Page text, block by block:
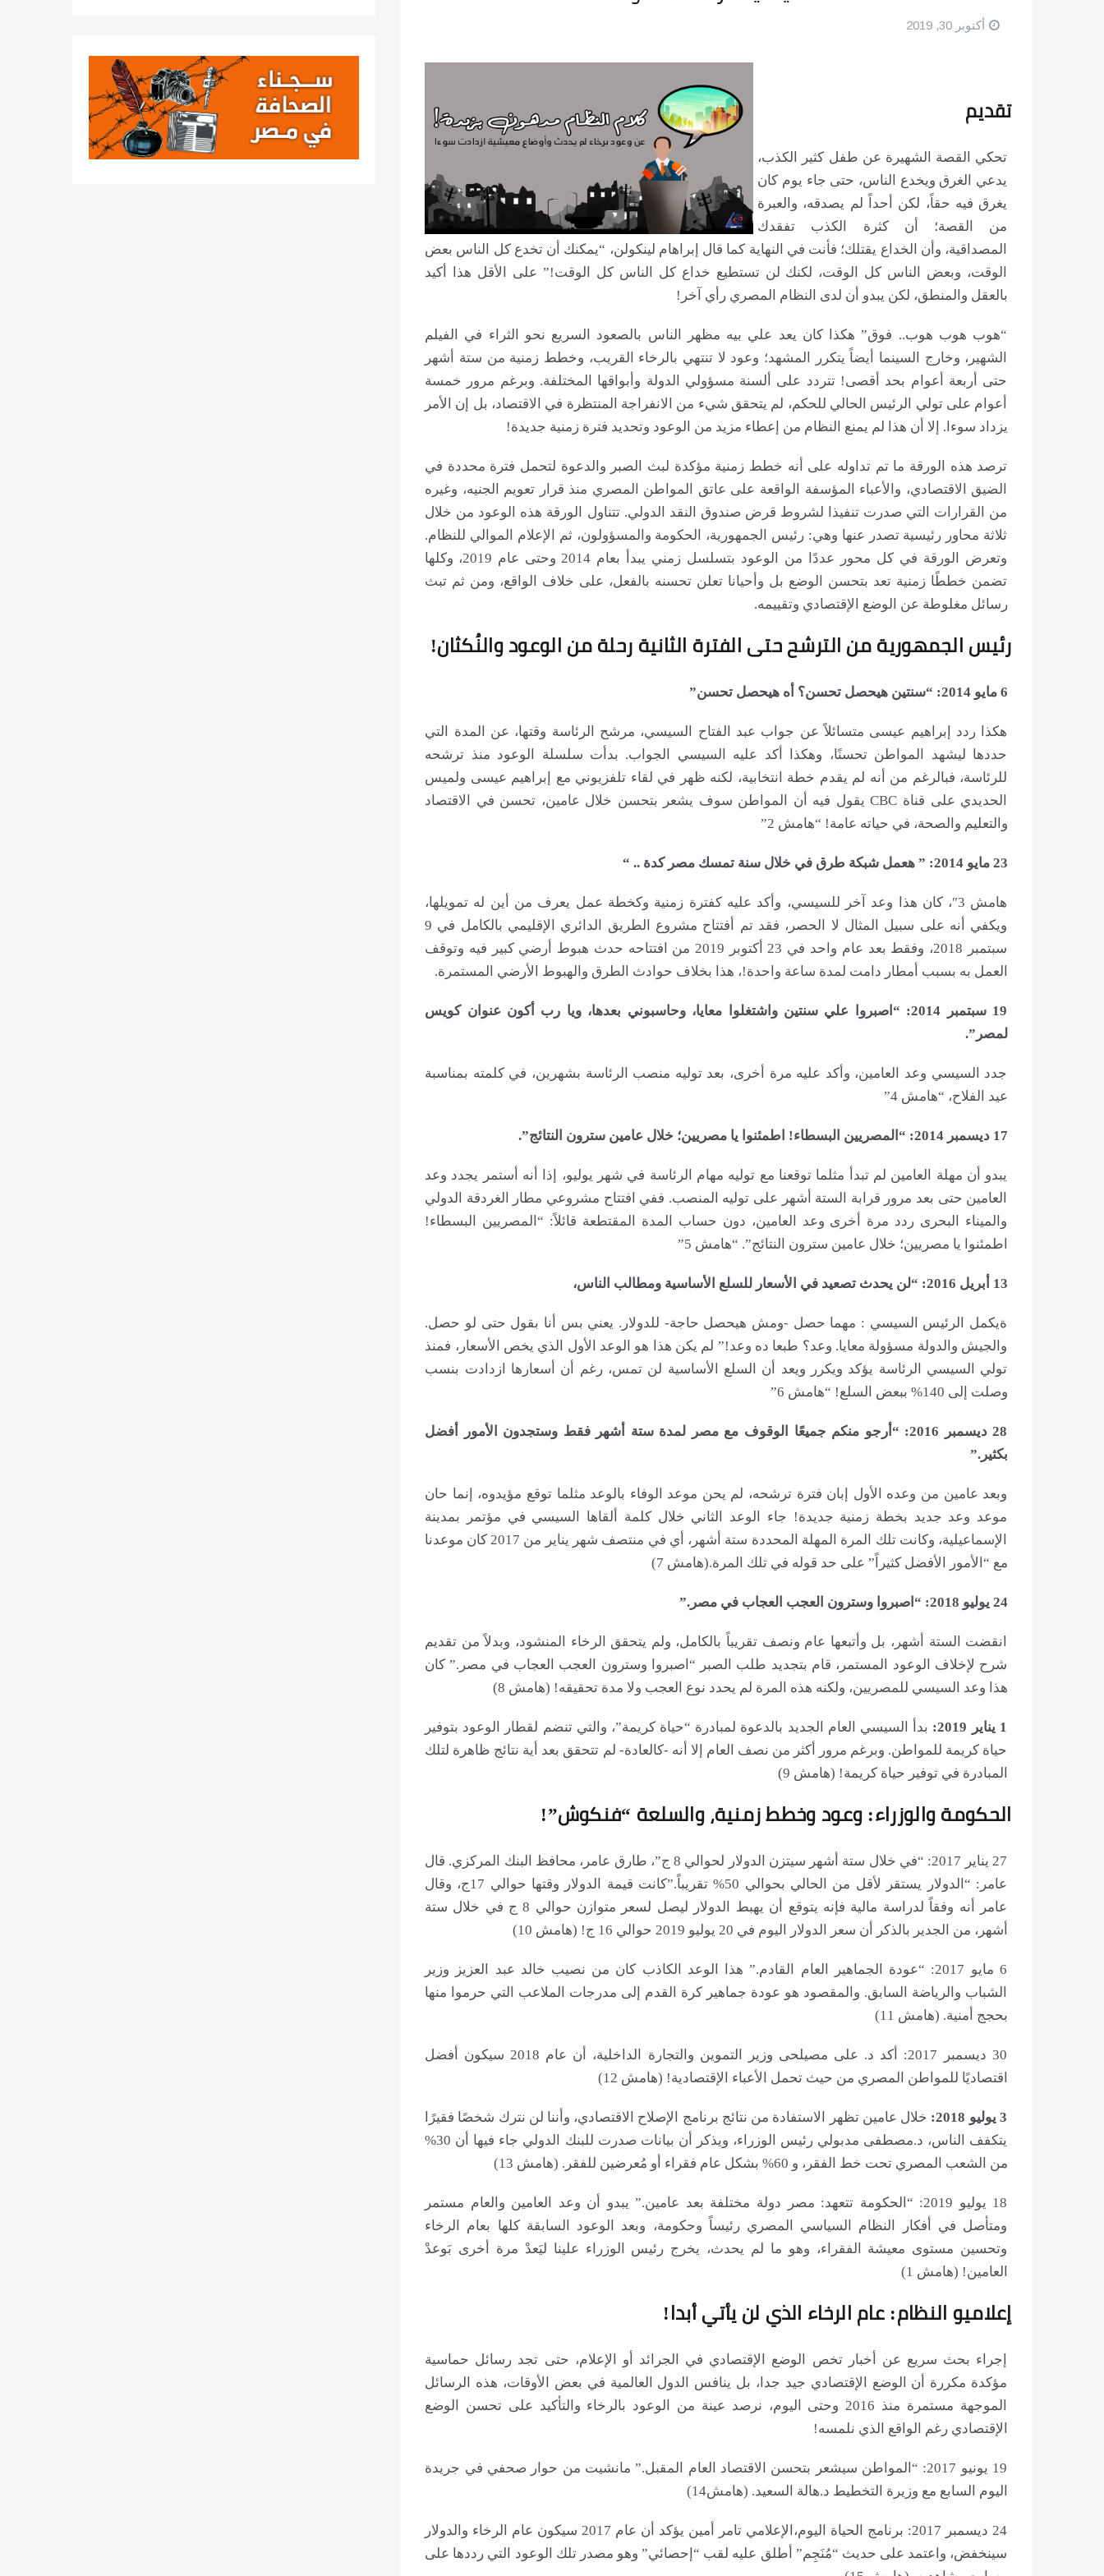
أكتوبر 30, 2019
تقديم
تحكي القصة الشهيرة عن طفل كثير الكذب،
يدعي الغرق ويخدع الناس، حتى جاء يوم كان
يغرق فيه حقاً، لكن أحداً لم يصدقه، والعبرة
من القصة؛ أن كثرة الكذب تفقدك
المصداقية، وأن الخداع يقتلك؛ فأنت في النهاية كما قال إبراهام لينكولن، “يمكنك أن تخدع كل الناس بعض
الوقت، وبعض الناس كل الوقت، لكنك لن تستطيع خداع كل الناس كل الوقت!” على الأقل هذا أكيد
بالعقل والمنطق، لكن يبدو أن لدى النظام المصري رأي آخر!
“هوب هوب هوب.. فوق” هكذا كان يعد علي بيه مظهر الناس بالصعود السريع نحو الثراء في الفيلم
الشهير، وخارج السينما أيضاً يتكرر المشهد؛ وعود لا تنتهي بالرخاء القريب، وخطط زمنية من ستة أشهر
حتى أربعة أعوام بحد أقصى! تتردد على ألسنة مسؤولي الدولة وأبواقها المختلفة. وبرغم مرور خمسة
أعوام على تولي الرئيس الحالي للحكم، لم يتحقق شيء من الانفراجة المنتظرة في الاقتصاد، بل إن الأمر
يزداد سوءا. إلا أن هذا لم يمنع النظام من إعطاء مزيد من الوعود وتحديد فترة زمنية جديدة!
ترصد هذه الورقة ما تم تداوله على أنه خطط زمنية مؤكدة لبث الصبر والدعوة لتحمل فترة محددة في
الضيق الاقتصادي، والأعباء المؤسفة الواقعة على عاتق المواطن المصري منذ قرار تعويم الجنيه، وغيره
من القرارات التي صدرت تنفيذا لشروط قرض صندوق النقد الدولي. تتناول الورقة هذه الوعود من خلال
ثلاثة محاور رئيسية تصدر عنها وهي: رئيس الجمهورية، الحكومة والمسؤولون، ثم الإعلام الموالي للنظام.
وتعرض الورقة في كل محور عددًا من الوعود بتسلسل زمني يبدأ بعام 2014 وحتى عام 2019، وكلها
تضمن خططًا زمنية تعد بتحسن الوضع بل وأحيانا تعلن تحسنه بالفعل، على خلاف الواقع، ومن ثم تبث
رسائل مغلوطة عن الوضع الإقتصادي وتقييمه.
رئيس الجمهورية من الترشح حتى الفترة الثانية رحلة من الوعود والنُكثان!
6 مايو 2014: “سنتين هيحصل تحسن؟ أه هيحصل تحسن”
هكذا ردد إبراهيم عيسى متسائلاً عن جواب عبد الفتاح السيسي، مرشح الرئاسة وقتها، عن المدة التي
حددها ليشهد المواطن تحسنًا، وهكذا أكد عليه السيسي الجواب. بدأت سلسلة الوعود منذ ترشحه
للرئاسة، فبالرغم من أنه لم يقدم خطة انتخابية، لكنه ظهر في لقاء تلفزيوني مع إبراهيم عيسى ولميس
الحديدي على قناة CBC يقول فيه أن المواطن سوف يشعر بتحسن خلال عامين، تحسن في الاقتصاد
والتعليم والصحة، في حياته عامة! “هامش 2”
23 مايو 2014: ” هعمل شبكة طرق في خلال سنة تمسك مصر كدة .. “
هامش 3″، كان هذا وعد آخر للسيسي، وأكد عليه كفترة زمنية وكخطة عمل يعرف من أين له تمويلها،
ويكفي أنه على سبيل المثال لا الحصر، فقد تم أفتتاح مشروع الطريق الدائري الإقليمي بالكامل في 9
سبتمبر 2018، وفقط بعد عام واحد في 23 أكتوبر 2019 من افتتاحه حدث هبوط أرضي كبير فيه وتوقف
العمل به بسبب أمطار دامت لمدة ساعة واحدة!، هذا بخلاف حوادث الطرق والهبوط الأرضي المستمرة.
19 سبتمبر 2014: “اصبروا علي سنتين واشتغلوا معايا، وحاسبوني بعدها، ويا رب أكون عنوان كويس
لمصر”.
جدد السيسي وعد العامين، وأكد عليه مرة أخرى، بعد توليه منصب الرئاسة بشهرين، في كلمته بمناسبة
عيد الفلاح، “هامش 4”
17 ديسمبر 2014: “المصريين البسطاء! اطمئنوا يا مصريين؛ خلال عامين سترون النتائج”.
يبدو أن مهلة العامين لم تبدأ مثلما توقعنا مع توليه مهام الرئاسة في شهر يوليو، إذا أنه أستمر يجدد وعد
العامين حتى بعد مرور قرابة الستة أشهر على توليه المنصب. ففي افتتاح مشروعي مطار الغردقة الدولي
والميناء البحرى ردد مرة أخرى وعد العامين، دون حساب المدة المقتطعة قائلاً: “المصريين البسطاء!
اطمئنوا يا مصريين؛ خلال عامين سترون النتائج”. “هامش 5”
13 أبريل 2016: “لن يحدث تصعيد في الأسعار للسلع الأساسية ومطالب الناس،
ةيكمل الرئيس السيسي : مهما حصل -ومش هيحصل حاجة- للدولار. يعني بس أنا بقول حتى لو حصل.
والجيش والدولة مسؤولة معايا. وعد؟ طبعا ده وعد!” لم يكن هذا هو الوعد الأول الذي يخص الأسعار، فمنذ
تولي السيسي الرئاسة يؤكد ويكرر ويعد أن السلع الأساسية لن تمس، رغم أن أسعارها ازدادت بنسب
وصلت إلى 140% ببعض السلع! “هامش 6”
28 ديسمبر 2016: “أرجو منكم جميعًا الوقوف مع مصر لمدة ستة أشهر فقط وستجدون الأمور أفضل
بكثير.”
وبعد عامين من وعده الأول إبان فترة ترشحه، لم يحن موعد الوفاء بالوعد مثلما توقع مؤيدوه، إنما حان
موعد وعد جديد بخطة زمنية جديدة! جاء الوعد الثاني خلال كلمة ألقاها السيسي في مؤتمر بمدينة
الإسماعيلية، وكانت تلك المرة المهلة المحددة ستة أشهر، أي في منتصف شهر يناير من 2017 كان موعدنا
مع “الأمور الأفضل كثيراً” على حد قوله في تلك المرة.(هامش 7)
24 يوليو 2018: “اصبروا وسترون العجب العجاب في مصر.”
انقضت الستة أشهر، بل وأتبعها عام ونصف تقريباً بالكامل، ولم يتحقق الرخاء المنشود، وبدلاً من تقديم
شرح لإخلاف الوعود المستمر، قام بتجديد طلب الصبر “اصبروا وسترون العجب العجاب في مصر.” كان
هذا وعد السيسي للمصريين، ولكنه هذه المرة لم يحدد نوع العجب ولا مدة تحقيقه! (هامش 8)
1 يناير 2019:
بدأ السيسي العام الجديد بالدعوة لمبادرة “حياة كريمة”، والتي تنضم لقطار الوعود بتوفير
حياة كريمة للمواطن. وبرغم مرور أكثر من نصف العام إلا أنه -كالعادة- لم تتحقق بعد أية نتائج ظاهرة لتلك
المبادرة في توفير حياة كريمة! (هامش 9)
الحكومة والوزراء: وعود وخطط زمنية، والسلعة “فنكوش”!
27 يناير 2017: “في خلال ستة أشهر سيتزن الدولار لحوالي 8 ج”، طارق عامر، محافظ البنك المركزي. قال
عامر: “الدولار يستقر لأقل من الحالي بحوالي 50% تقريباً.”كانت قيمة الدولار وقتها حوالي 17ج، وقال
عامر أنه وفقاً لدراسة مالية فإنه يتوقع أن يهبط الدولار ليصل لسعر متوازن حوالي 8 ج في خلال ستة
أشهر، من الجدير بالذكر أن سعر الدولار اليوم في 20 يوليو 2019 حوالي 16 ج! (هامش 10)
6 مايو 2017: “عودة الجماهير العام القادم.” هذا الوعد الكاذب كان من نصيب خالد عبد العزيز وزير
الشباب والرياضة السابق. والمقصود هو عودة جماهير كرة القدم إلى مدرجات الملاعب التي حرموا منها
بحجج أمنية. (هامش 11)
30 ديسمبر 2017: أكد د. على مصيلحى وزير التموين والتجارة الداخلية، أن عام 2018 سيكون أفضل
اقتصاديًا للمواطن المصري من حيث تحمل الأعباء الإقتصادية! (هامش 12)
3 يوليو 2018:
خلال عامين تظهر الاستفادة من نتائج برنامج الإصلاح الاقتصادي، وأننا لن نترك شخصًا فقيرًا
يتكفف الناس، د.مصطفى مدبولي رئيس الوزراء، ويذكر أن بيانات صدرت للبنك الدولي جاء فيها أن 30%
من الشعب المصري تحت خط الفقر، و 60% بشكل عام فقراء أو مُعرضين للفقر. (هامش 13)
18 يوليو 2019: “الحكومة تتعهد: مصر دولة مختلفة بعد عامين.” يبدو أن وعد العامين والعام مستمر
ومتأصل في أفكار النظام السياسي المصري رئيساً وحكومة، وبعد الوعود السابقة كلها بعام الرخاء
وتحسين مستوى معيشة الفقراء، وهو ما لم يحدث، يخرج رئيس الوزراء علينا ليَعدْ مرة أخرى بَوعدْ
العامين! (هامش 1)
إعلاميو النظام: عام الرخاء الذي لن يأتي أبدا!
إجراء بحث سريع عن أخبار تخص الوضع الإقتصادي في الجرائد أو الإعلام، حتى تجد رسائل حماسية
مؤكدة مكررة أن الوضع الإقتصادي جيد جدا، بل ينافس الدول العالمية في بعض الأوقات، هذه الرسائل
الموجهة مستمرة منذ 2016 وحتى اليوم، نرصد عينة من الوعود بالرخاء والتأكيد على تحسن الوضع
الإقتصادي رغم الواقع الذي نلمسه!
19 يونيو 2017: “المواطن سيشعر بتحسن الاقتصاد العام المقبل.” مانشيت من حوار صحفي في جريدة
اليوم السابع مع وزيرة التخطيط د.هالة السعيد. (هامش14)
24 ديسمبر 2017: برنامج الحياة اليوم،الإعلامي تامر أمين يؤكد أن عام 2017 سيكون عام الرخاء والدولار
سينخفض، واعتمد على حديث “مُنَجِم” أطلق عليه لقب “إحصائي” وهو مصدر تلك الوعود التي رددها على